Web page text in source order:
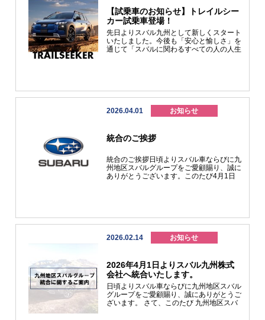
っていますが、Touringはおしゃれな切削
光輝塗装のホイールと、あえてアクセント
カラーを抑えたシンプルな内外装で「誰に
でも・どこにでもあう」ザ・スタンダー
ド な一台となっております。また個性を
出したいというお客様にも、一番目につく
気になった方はぜひ！！！お近くの店舗へ
来店お待ちしております！
したら、お気軽にお近くの店舗スタッフへ
お問合せください。
【試乗車のお知らせ】トレイルシー
カー試乗車登場！
先日よりスバル九州として新しくスタート
いたしました。今後も「安心と愉しさ」を
通じて「スバルに関わるすべての人の人生
くお願いいたします。 さて、スバル九州
各店舗に新型の試乗車が続々と各店舗に配
備されています！その名は・・・★トレイ
ルシーカー★ソルテラに続く2台目のEV車
りの滑らかさがEVになってもSUBARUを
感じさせてくれます！車内の静粛性や積載
です！スバル九州の各店舗にてご試乗いた
だけるように絶賛準備中です！すでにご試
乗いただける店舗もございますので、ぜひ
一度はご試乗されてください！
2026.04.01 お知らせ
統合のご挨拶
統合のご挨拶日頃よりスバル車ならびに九
州地区スバルグループをご愛顧賜り、誠に
ありがとうございます。このたび4月1日
社、沖縄スバル株式会社)はスバル九州株
式会社へと統合いたしました。今後も「安
心と愉しさ」を通じて「スバルに関わるす
べての人の人生を豊かにする」ことを目的
っていただけるよう期待を超えるサービス
をご提供して参ります。今後とも変わらぬ
ご愛顧を賜りますよう、よろしくお願い申
し上げます。スバル九州株式会社 代表取
締役社長石川 篤
2026.02.14 お知らせ
2026年4月1日よりスバル九州株式
会社へ統合いたします。
日頃よりスバル車ならびに九州地区スバル
グループをご愛顧賜り、誠にありがとうご
ざいます。 さて、このたび 九州地区スバ